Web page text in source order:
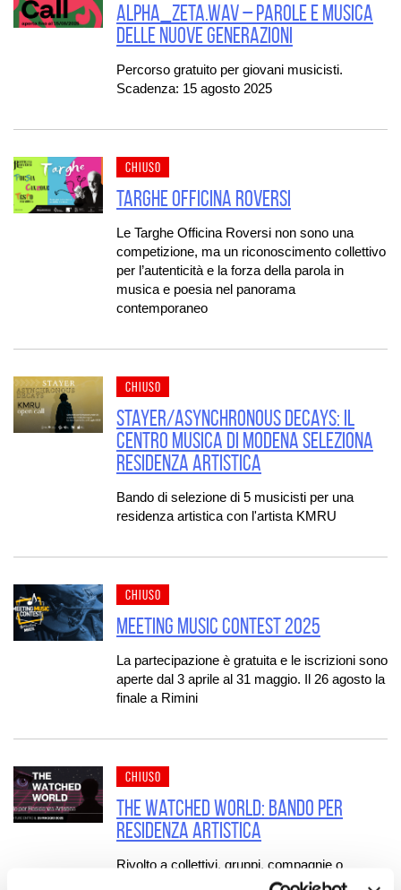
ALPHA_ZETA.WAV – PAROLE E MUSICA
DELLE NUOVE GENERAZIONI
Percorso gratuito per giovani musicisti.
Scadenza: 15 agosto 2025
CHIUSO
Targhe Officina Roversi
Le Targhe Officina Roversi non sono una
competizione, ma un riconoscimento collettivo
per l’autenticità e la forza della parola in
musica e poesia nel panorama
contemporaneo
CHIUSO
Stayer/Asynchronous Decays: il
Centro Musica di Modena seleziona
Residenza artistica
Bando di selezione di 5 musicisti per una
residenza artistica con l'artista KMRU
CHIUSO
Meeting Music Contest 2025
La partecipazione è gratuita e le iscrizioni sono
aperte dal 3 aprile al 31 maggio. Il 26 agosto la
finale a Rimini
CHIUSO
The Watched World: bando per
residenza artistica
Rivolto a collettivi, gruppi, compagnie o
associazioni di musicisti e musiciste, visual